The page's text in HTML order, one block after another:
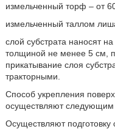
измельченный торф – от
измельченный таллом
слой субстрата наносят
толщиной не менее 5 см,
прикатывание слоя
тракторными.
Способ укрепления
осуществляют следующим
Осуществляют